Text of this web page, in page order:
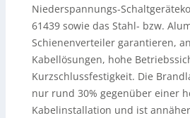
Niederspannungs-
61439 sowie das Stahl- bzw.
Schienenverteiler garantieren,
Kabellösungen, hohe
Kurzschlussfestigkeit. Die
nur rund 30% gegenüber einer
Kabelinstallation und ist